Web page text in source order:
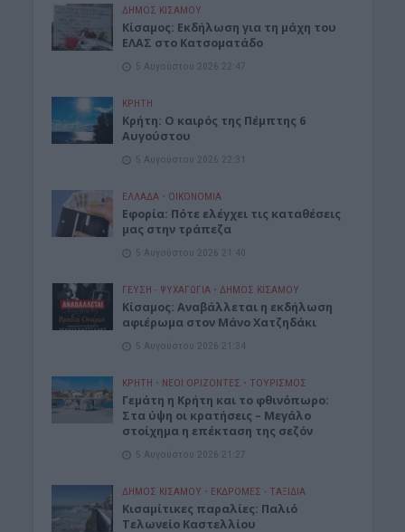
ΔΉΜΟΣ ΚΙΣΆΜΟΥ
Κίσαμος: Εκδήλωση για τη μάχη του
ΕΛΑΣ στο Κατσοματάδο
5 Αυγούστου 2026 22:47
ΚΡΗΤΗ
Κρήτη: Ο καιρός της Πέμπτης 6
Αυγούστου
5 Αυγούστου 2026 22:31
ΕΛΛΑΔΑ • ΟΙΚΟΝΟΜΙΑ
Εφορία: Πότε ελέγχει τις καταθέσεις
μας στην τράπεζα
5 Αυγούστου 2026 21:40
ΓΕΎΣΗ - ΨΥΧΑΓΩΓΊΑ • ΔΉΜΟΣ ΚΙΣΆΜΟΥ
Κίσαμος: Αναβάλλεται η εκδήλωση
αφιέρωμα στον Μάνο Χατζηδάκι
5 Αυγούστου 2026 21:34
ΚΡΗΤΗ • ΝΕΟΙ ΟΡΙΖΟΝΤΕΣ • ΤΟΥΡΙΣΜΟΣ
Γεμάτη η Κρήτη και το φθινόπωρο:
Στα ύψη οι κρατήσεις – Μεγάλο
στοίχημα η επέκταση της σεζόν
5 Αυγούστου 2026 21:27
ΔΉΜΟΣ ΚΙΣΆΜΟΥ • ΕΚΔΡΟΜΈΣ - ΤΑΞΊΔΙΑ
Kισαμίτικες παραλίες: Παλιό
Τελωνείο Καστελλίου